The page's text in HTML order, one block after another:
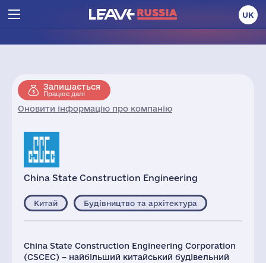
UK
Залишається
Працює далі
Оновити інформацію про компанію
China State Construction Engineering
Китай Будівництво та архітектура
China State Construction Engineering Corporation
(CSCEC) – найбільший китайський будівельний